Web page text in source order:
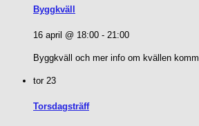
Byggkväll
16 april @ 18:00 - 21:00
Byggkväll och mer info om kvällen
tor 23
Torsdagsträff